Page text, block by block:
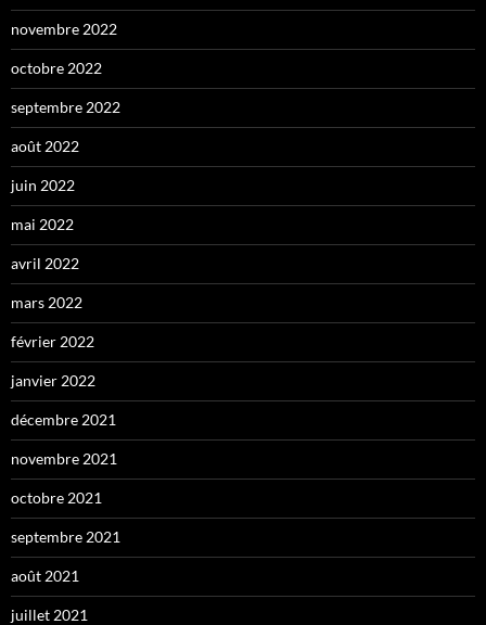
novembre 2022
octobre 2022
septembre 2022
août 2022
juin 2022
mai 2022
avril 2022
mars 2022
février 2022
janvier 2022
décembre 2021
novembre 2021
octobre 2021
septembre 2021
août 2021
juillet 2021